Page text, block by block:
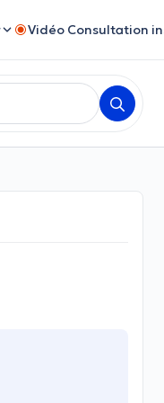
Vidéo Consultation